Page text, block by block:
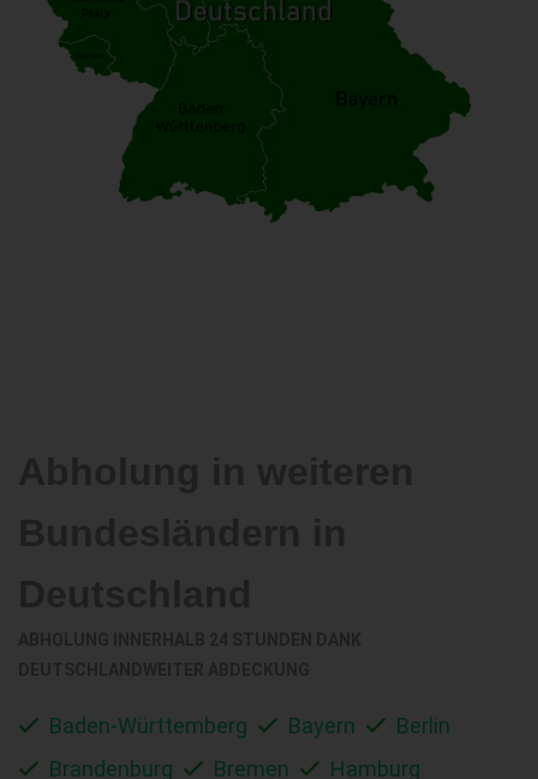
Baden-Württemberg Bayern
Berlin
Brandenburg
Bremen
Hamburg